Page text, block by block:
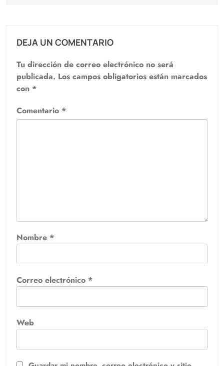
DEJA UN COMENTARIO
Tu dirección de correo electrónico no será
publicada. Los campos obligatorios están marcados
con *
Comentario *
Nombre *
Correo electrónico *
Web